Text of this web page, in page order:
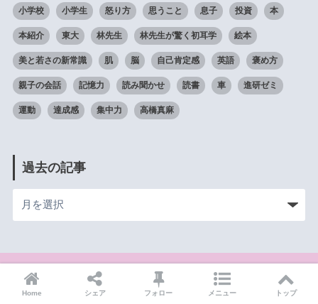
小学校 小学生 怒り方 思うこと 息子 投資 本
本紹介 東大 林先生 林先生が驚く初耳学 絵本
美と若さの新常識 肌 脳 自己肯定感 英語 褒め方
親子の会話 記憶力 読み聞かせ 読書 車 進研ゼミ
運動 達成感 集中力 高橋真麻
過去の記事
HOME
Home シェア フォロー メニュー トップ